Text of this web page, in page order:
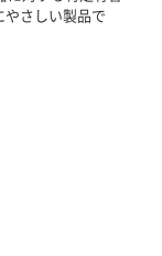
やさしい製品で